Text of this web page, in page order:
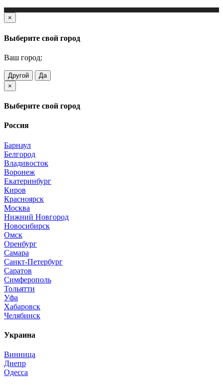
×
Выберите свой город
Ваш город:
Другой
Да
×
Выберите свой город
Россия
Барнаул
Белгород
Владивосток
Воронеж
Екатеринбург
Киров
Красноярск
Москва
Нижний Новгород
Новосибирск
Омск
Оренбург
Самара
Санкт-Петербург
Саратов
Симферополь
Тольятти
Уфа
Хабаровск
Челябинск
Украина
Винница
Днепр
Одесса